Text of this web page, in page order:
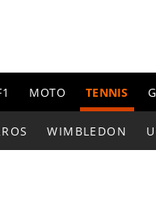
MOTO TENNIS
WIMBLEDON